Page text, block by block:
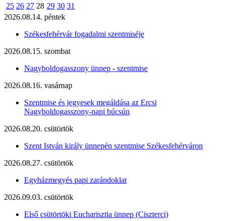
25 26 27 28 29 30 31
2026.08.14. péntek
Székesfehérvár fogadalmi szentmiséje
2026.08.15. szombat
Nagyboldogasszony ünnep - szentmise
2026.08.16. vasárnap
Szentmise és jegyesek megáldása az Ercsi
Nagyboldogasszony-napi búcsún
2026.08.20. csütörtök
Szent István király ünnepén szentmise Székesfehérváron
2026.08.27. csütörtök
Egyházmegyés papi zarándoklat
2026.09.03. csütörtök
Első csütörtöki Eucharisztia ünnep (Ciszterci)